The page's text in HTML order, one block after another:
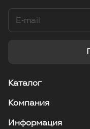
Каталог
Компания
Информация